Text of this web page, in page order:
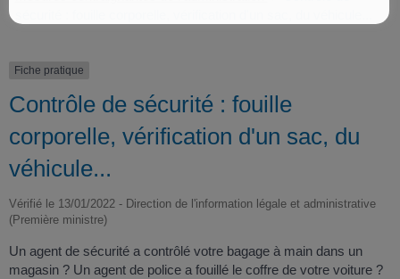
Fiche pratique
Contrôle de sécurité : fouille
corporelle, vérification d'un sac, du
véhicule...
Vérifié le 13/01/2022 - Direction de l'information légale et administrative
(Première ministre)
Un agent de sécurité a contrôlé votre bagage à main dans un
magasin ? Un agent de police a fouillé le coffre de votre voiture ?